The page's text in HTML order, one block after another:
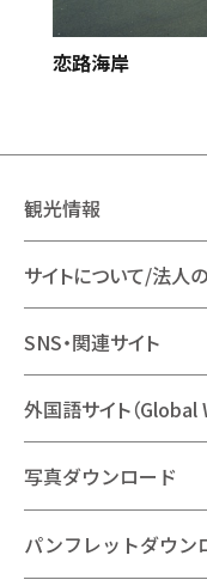
恋路海岸
観光情報
サイトについて/法人
SNS・関連サイト
外国語サイト（Global
写真ダウンロード
パンフレットダウン